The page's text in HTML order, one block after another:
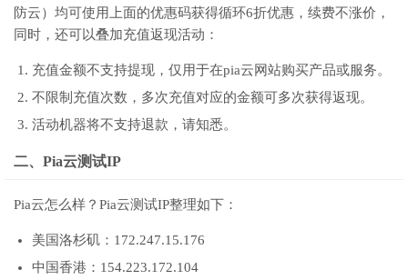
防云）均可使用上面的优惠码获得循环6折优惠，续费不涨价，
同时，还可以叠加充值返现活动：
充值金额不支持提现，仅用于在pia云网站购买产品或服务。
不限制充值次数，多次充值对应的金额可多次获得返现。
活动机器将不支持退款，请知悉。
二、Pia云测试IP
Pia云怎么样？Pia云测试IP整理如下：
美国洛杉矶：172.247.15.176
中国香港：154.223.172.104